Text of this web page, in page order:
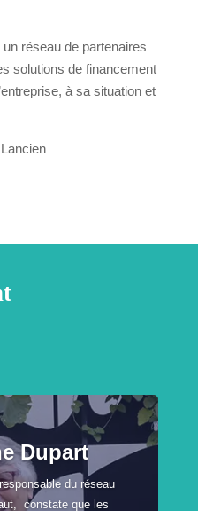
réseau de partenaires
solutions de financement
à sa situation et
Dupart
du réseau
constate que les